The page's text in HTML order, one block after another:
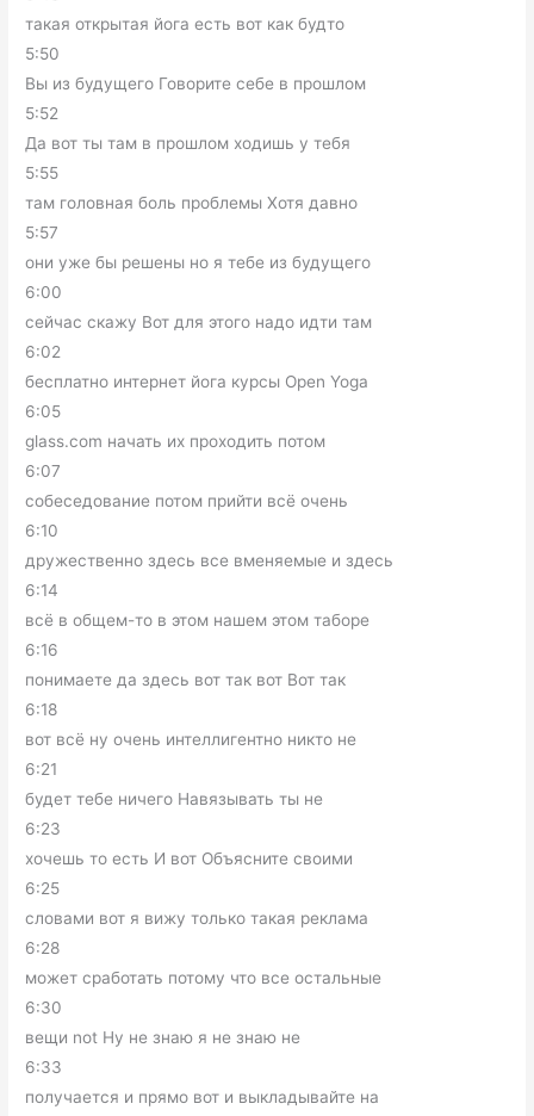
такая открытая йога есть вот как будто
5:50
Вы из будущего Говорите себе в прошлом
5:52
Да вот ты там в прошлом ходишь у тебя
5:55
там головная боль проблемы Хотя давно
5:57
они уже бы решены но я тебе из будущего
6:00
сейчас скажу Вот для этого надо идти там
6:02
бесплатно интернет йога курсы Open Yoga
6:05
glass.com начать их проходить потом
6:07
собеседование потом прийти всё очень
6:10
дружественно здесь все вменяемые и здесь
6:14
всё в общем-то в этом нашем этом таборе
6:16
понимаете да здесь вот так вот Вот так
6:18
вот всё ну очень интеллигентно никто не
6:21
будет тебе ничего Навязывать ты не
6:23
хочешь то есть И вот Объясните своими
6:25
словами вот я вижу только такая реклама
6:28
может сработать потому что все остальные
6:30
вещи not Ну не знаю я не знаю не
6:33
получается и прямо вот и выкладывайте на